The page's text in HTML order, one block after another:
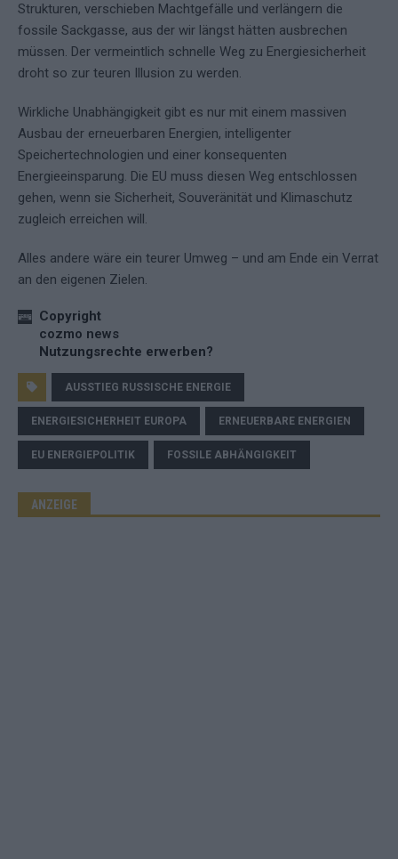
Strukturen, verschieben Machtgefälle und verlängern die
fossile Sackgasse, aus der wir längst hätten ausbrechen
müssen. Der vermeintlich schnelle Weg zu Energiesicherheit
droht so zur teuren Illusion zu werden.
Wirkliche Unabhängigkeit gibt es nur mit einem massiven
Ausbau der erneuerbaren Energien, intelligenter
Speichertechnologien und einer konsequenten
Energieeinsparung. Die EU muss diesen Weg entschlossen
gehen, wenn sie Sicherheit, Souveränität und Klimaschutz
zugleich erreichen will.
Alles andere wäre ein teurer Umweg – und am Ende ein Verrat
an den eigenen Zielen.
Copyright
cozmo news
Nutzungsrechte erwerben?
AUSSTIEG RUSSISCHE ENERGIE
ENERGIESICHERHEIT EUROPA ERNEUERBARE ENERGIEN
EU ENERGIEPOLITIK FOSSILE ABHÄNGIGKEIT
ANZEIGE